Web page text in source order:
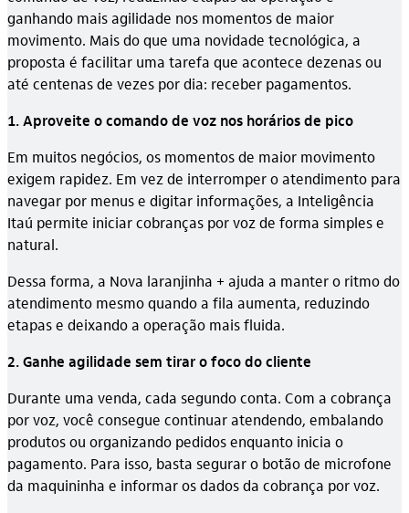
ganhando mais agilidade nos momentos de maior
movimento. Mais do que uma novidade tecnológica, a
proposta é facilitar uma tarefa que acontece dezenas ou
até centenas de vezes por dia: receber pagamentos.
1. Aproveite o comando de voz nos horários de pico
Em muitos negócios, os momentos de maior movimento
exigem rapidez. Em vez de interromper o atendimento para
navegar por menus e digitar informações, a Inteligência
Itaú permite iniciar cobranças por voz de forma simples e
natural.
Dessa forma, a Nova laranjinha + ajuda a manter o ritmo do
atendimento mesmo quando a fila aumenta, reduzindo
etapas e deixando a operação mais fluida.
2. Ganhe agilidade sem tirar o foco do cliente
Durante uma venda, cada segundo conta. Com a cobrança
por voz, você consegue continuar atendendo, embalando
produtos ou organizando pedidos enquanto inicia o
pagamento. Para isso, basta segurar o botão de microfone
da maquininha e informar os dados da cobrança por voz.